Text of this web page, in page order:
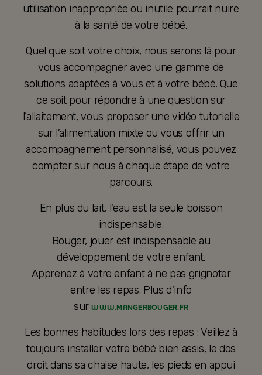
utilisation inappropriée ou inutile pourrait nuire
à la santé de votre bébé.
Quel que soit votre choix, nous serons là pour
vous accompagner avec une gamme de
solutions adaptées à vous et à votre bébé. Que
ce soit pour répondre à une question sur
l’allaitement, vous proposer une vidéo tutorielle
sur l’alimentation mixte ou vous offrir un
accompagnement personnalisé, vous pouvez
compter sur nous à chaque étape de votre
parcours.
En plus du lait, l'eau est la seule boisson
indispensable.
Bouger, jouer est indispensable au
développement de votre enfant.
Apprenez à votre enfant à ne pas grignoter
entre les repas. Plus d'info
surWWW.MANGERBOUGER.FR
Les bonnes habitudes lors des repas : Veillez à
toujours installer votre bébé bien assis, le dos
droit dans sa chaise haute, les pieds en appui